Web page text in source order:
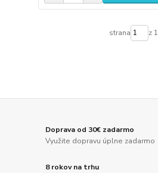
strana z 1
Doprava od 30€ zadarmo
Využite dopravu úplne zadarmo
8 rokov na trhu